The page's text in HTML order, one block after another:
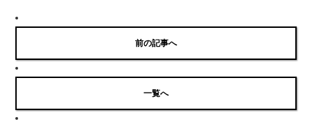
前の記事へ
一覧へ